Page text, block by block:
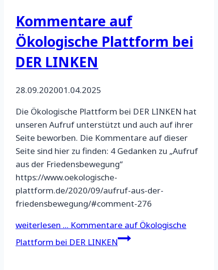
Kommentare auf
Ökologische Plattform bei
DER LINKEN
28.09.202001.04.2025
Die Ökologische Plattform bei DER LINKEN hat
unseren Aufruf unterstützt und auch auf ihrer
Seite beworben. Die Kommentare auf dieser
Seite sind hier zu finden: 4 Gedanken zu „Aufruf
aus der Friedensbewegung“
https://www.oekologische-
plattform.de/2020/09/aufruf-aus-der-
friedensbewegung/#comment-276
weiterlesen ... Kommentare auf Ökologische
Plattform bei DER LINKEN